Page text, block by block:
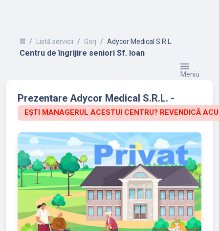
Listă servicii Gorj Adycor Medical S.R.L.
Centru de îngrijire seniori Sf. Ioan
Meniu
Prezentare Adycor Medical S.R.L. -
EȘTI MANAGERUL ACESTUI CENTRU? REVENDICĂ